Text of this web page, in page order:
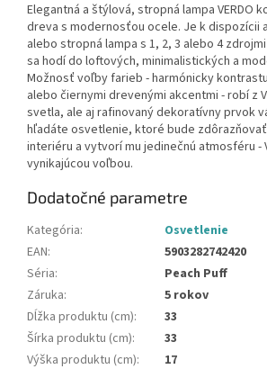
Elegantná a štýlová, stropná lampa VERDO
dreva s modernosťou ocele. Je k dispozícii
alebo stropná lampa s 1, 2, 3 alebo 4
sa hodí do loftových, minimalistických a
Možnosť voľby farieb - harmónicky
alebo čiernymi drevenými akcentmi - robí z
svetla, ale aj rafinovaný dekoratívny prvok
hľadáte osvetlenie, ktoré bude
interiéru a vytvorí mu jedinečnú atmosféru -
vynikajúcou voľbou.
Dodatočné parametre
Kategória:
Osvetlenie
EAN:
5903282742420
Séria:
Peach Puff
Záruka:
5 rokov
Dĺžka produktu (cm):
33
Šírka produktu (cm):
33
Výška produktu (cm): 17